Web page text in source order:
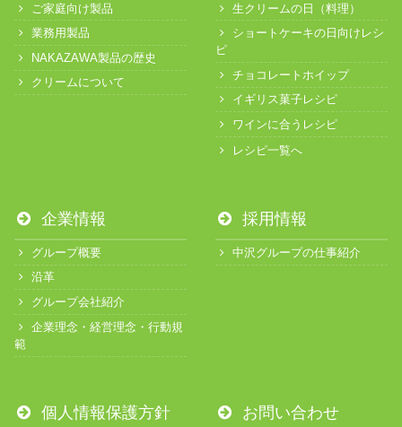
ご家庭向け製品
業務用製品
NAKAZAWA製品の歴史
クリームについて
生クリームの日（料理）
ショートケーキの日向けレシ
ピ
チョコレートホイップ
イギリス菓子レシピ
ワインに合うレシピ
レシピ一覧へ
企業情報
グループ概要
沿革
グループ会社紹介
企業理念・経営理念・行動規
範
採用情報
中沢グループの仕事紹介
個人情報保護方針 お問い合わせ